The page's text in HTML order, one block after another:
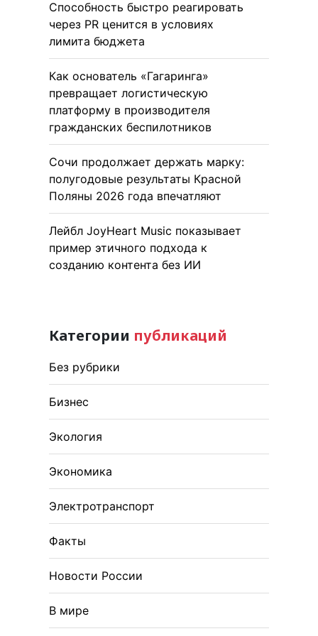
Способность быстро реагировать
через PR ценится в условиях
лимита бюджета
Как основатель «Гагаринга»
превращает логистическую
платформу в производителя
гражданских беспилотников
Сочи продолжает держать марку:
полугодовые результаты Красной
Поляны 2026 года впечатляют
Лейбл JoyHeart Music показывает
пример этичного подхода к
созданию контента без ИИ
Категории публикаций
Без рубрики
Бизнес
Экология
Экономика
Электротранспорт
Факты
Новости России
В мире